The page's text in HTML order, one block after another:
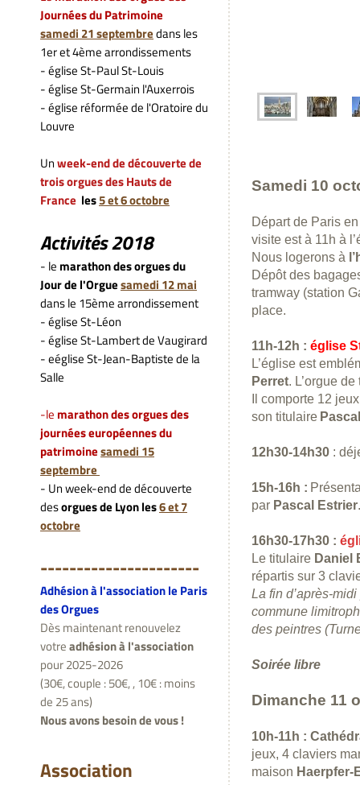
Journées du Patrimoine
samedi 21 septembredans les
1er et 4ème arrondissements
- église St-Paul St-Louis
- église St-Germain l'Auxerrois
- église réformée de l'Oratoire du
Louvre
Unweek-end de découverte de
troisorgues des Hauts de
France les5 et 6 octobre
Activités 2018
- le marathon des orgues du
Jour de l'Orguesamedi 12 mai
dans le 15ème arrondissement
- église St-Léon
- église St-Lambert de Vaugirard
- eéglise St-Jean-Baptiste de la
Salle
-le marathon des orgues des
journées européennes du
patrimoinesamedi 15
septembre
- Un week-end de découverte
desorgues de Lyon les6 et 7
octobre
----------------------
Adhésion à l'association le Paris
des Orgues
Dès maintenant renouvelez
votreadhésion à l'association
pour 2025-2026
(30€, couple : 50€, , 10€ : moins
de 25 ans)
Nous avons besoin de vous !
Association
Samedi 10
Départ de Paris
visite est à 11h à
Nous logerons à
Dépôt des
tramway (station
place.
11h-12h : église
L’église est
Perret. L’orgue
Il comporte 12
son titulaire
12h30-14h30 :
15h-16h :
par Pascal Estrier
16h30-17h30 :
Le titulaire Daniel
répartis sur 3
La fin d’après-
commune
des peintres
Soirée libre
Dimanche 11
10h-11h :
jeux, 4 claviers
maison Haerpfer-